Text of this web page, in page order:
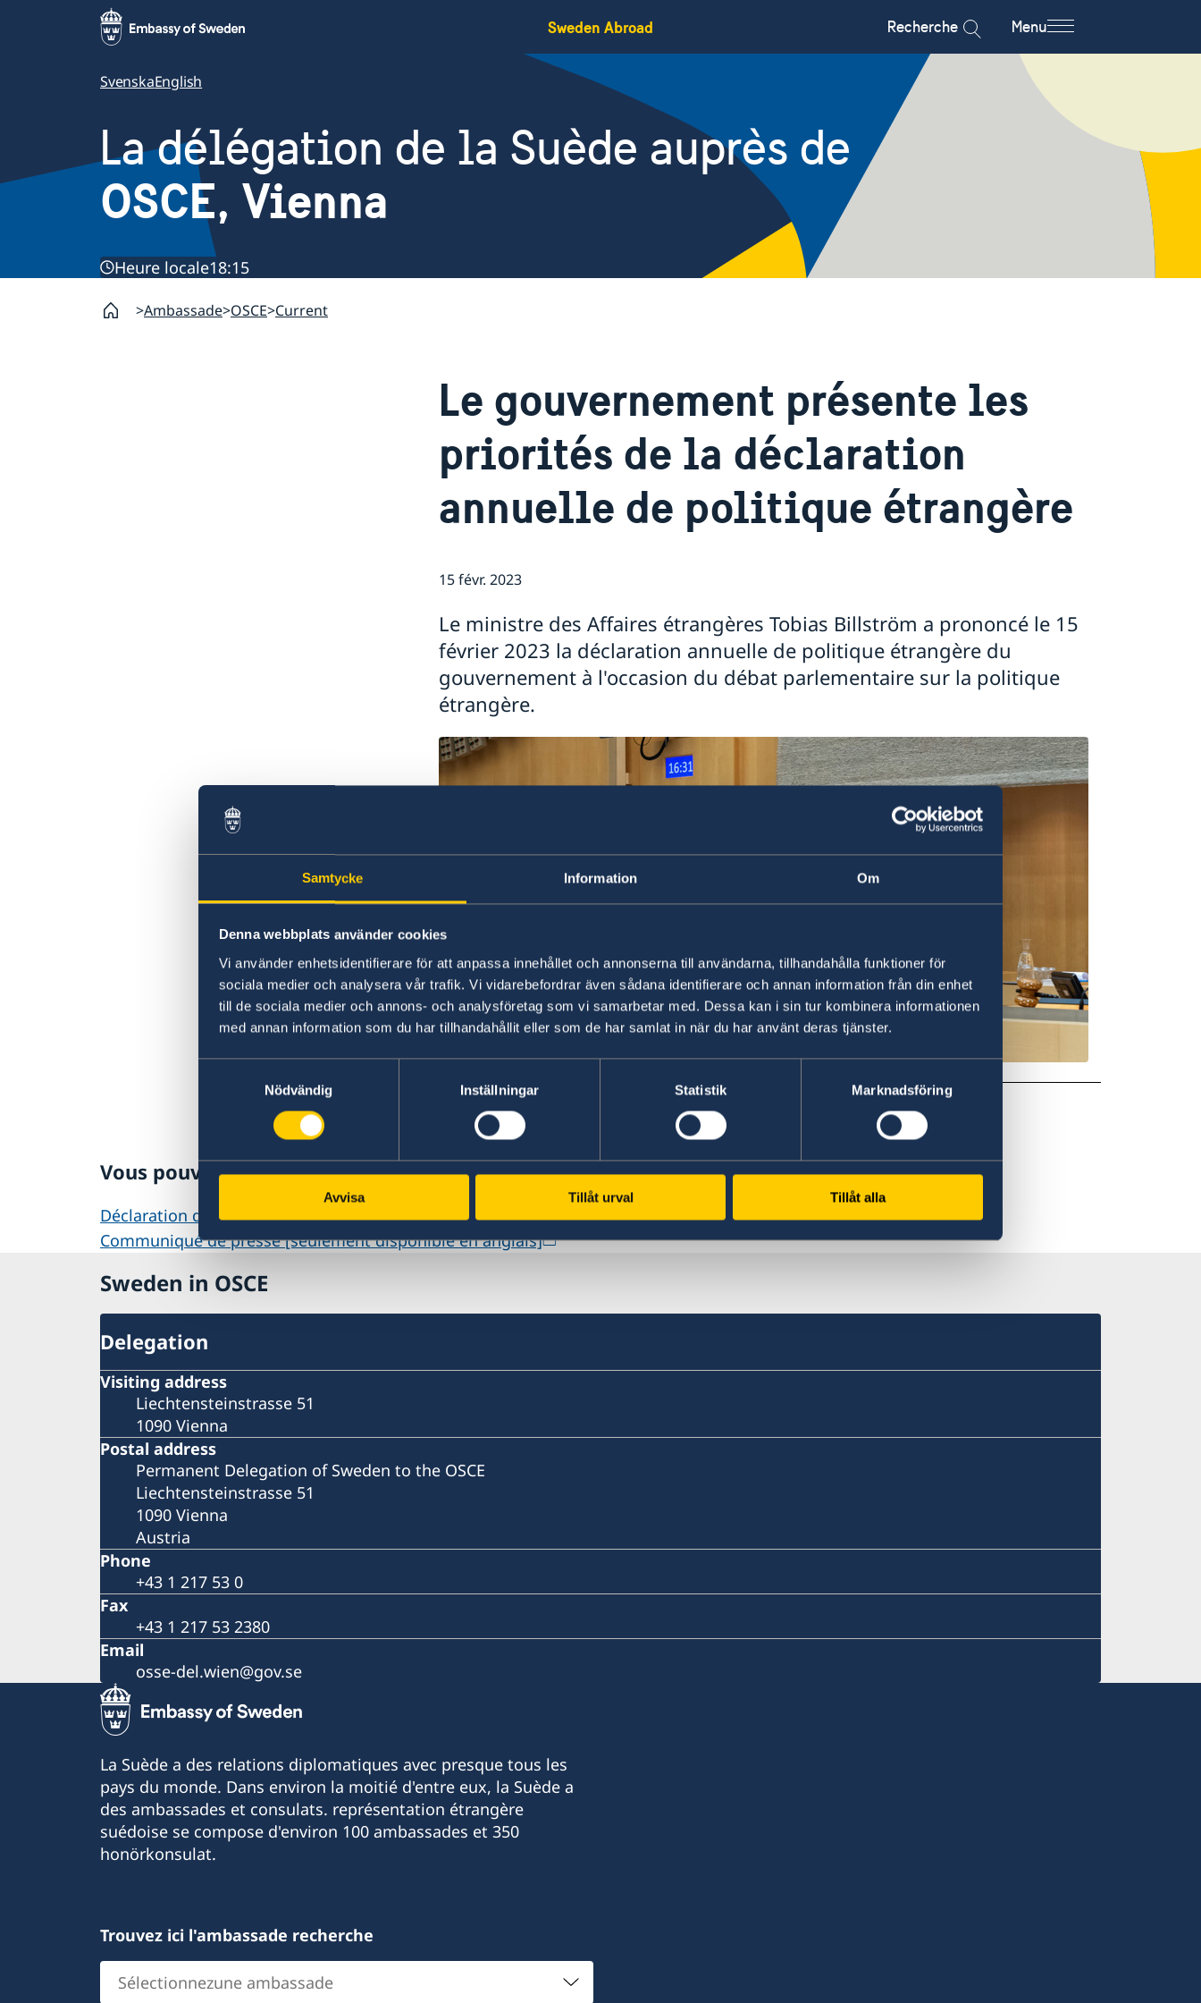
Samtycke Information Om
Denna webbplats använder cookies
Vi använder enhetsidentifierare för att anpassa innehållet och annonserna till användarna, tillhandahålla funktioner för
sociala medier och analysera vår trafik. Vi vidarebefordrar även sådana identifierare och annan information från din enhet
till de sociala medier och annons- och analysföretag som vi samarbetar med. Dessa kan i sin tur kombinera informationen
med annan information som du har tillhandahållit eller som de har samlat in när du har använt deras tjänster.
Nödvändig
Inställningar Statistik Marknadsföring
Avvisa Tillåt urval Tillåt alla
Sweden Abroad Recherche Menu
SvenskaEnglish
La délégation de la Suède auprès de
OSCE, Vienna
Heure locale18:15
Ambassade OSCE Current
Le gouvernement présente les
priorités de la déclaration
annuelle de politique étrangère
15 févr. 2023
Le ministre des Affaires étrangères Tobias Billström a prononcé le 15
février 2023 la déclaration annuelle de politique étrangère du
gouvernement à l'occasion du débat parlementaire sur la politique
étrangère.
Vous pouvez lire ici la déclaration de politique étrangère de l'année 2023
Déclaration de politique étrangère [seulement disponible en anglais]
Communiqué de presse [seulement disponible en anglais]
Sweden in OSCE
Delegation
Visiting address
Liechtensteinstrasse 51
1090 Vienna
Postal address
Permanent Delegation of Sweden to the OSCE
Liechtensteinstrasse 51
1090 Vienna
Austria
Phone
+43 1 217 53 0
Fax
+43 1 217 53 2380
Email
osse-del.wien@gov.se
La Suède a des relations diplomatiques avec presque tous les
pays du monde. Dans environ la moitié d'entre eux, la Suède a
des ambassades et consulats. représentation étrangère
suédoise se compose d'environ 100 ambassades et 350
honörkonsulat.
Trouvez ici l'ambassade recherche
Sélectionnezune
ambassade